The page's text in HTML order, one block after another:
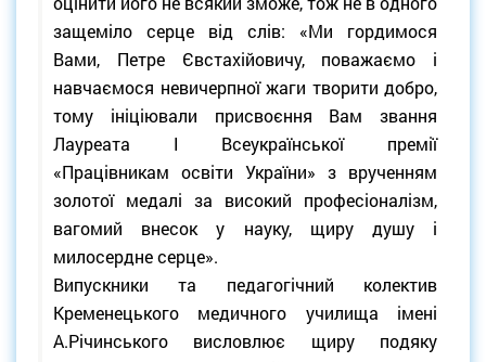
защеміло серце від слів: «Ми гордимося
Вами, Петре Євстахійовичу, поважаємо і
навчаємося невичерпної жаги творити добро,
тому ініціювали присвоєння Вам звання
Лауреата І Всеукраїнської премії
«Працівникам освіти України» з врученням
золотої медалі за високий професіоналізм,
вагомий внесок у науку, щиру душу і
милосердне серце».
Випускники та педагогічний колектив
Кременецького медичного училища імені
А.Річинського висловлює щиру подяку